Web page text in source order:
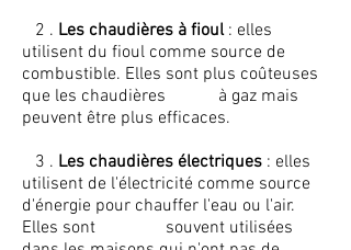
2 . Les chaudières à fioul: elles
utilisent du fioul comme source de
combustible. Elles sont plus coûteuses
que les chaudières à gaz mais
peuvent être plus efficaces.
3 . Les chaudières électriques : elles
utilisent de l'électricité comme source
d'énergie pour chauffer l'eau ou l'air.
Elles sont souvent utilisées